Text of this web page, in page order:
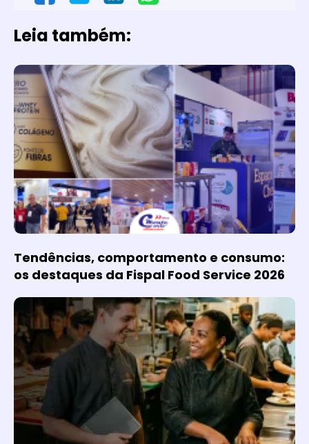
Leia também:
Tendências, comportamento e consumo:
os destaques da Fispal Food Service 2026